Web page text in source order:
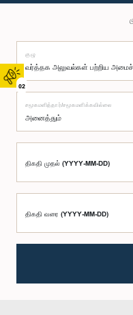
02
குழு
சமூகமளித்தார்/சமூகமளிக்கவில்லை
திகதி முதல் (YYYY-MM-DD)
திகதி வரை (YYYY-MM-DD)